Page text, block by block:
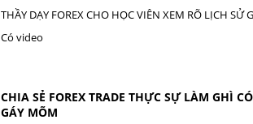
THẦY DẠY FOREX CHO HỌC VIÊN XEM RÕ LỊCH
Có video
CHIA SẺ FOREX TRADE THỰC SỰ LÀM GHÌ
GÁY MÕM